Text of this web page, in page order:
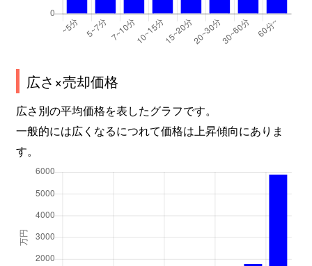
広さ×売却価格
広さ別の平均価格を表したグラフです。
一般的には広くなるにつれて価格は上昇傾向にありま
す。